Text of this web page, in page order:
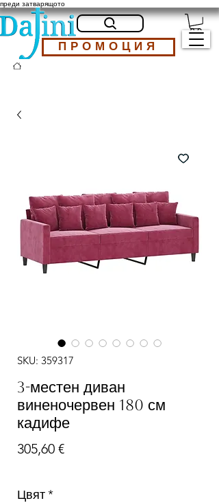
преди затварящото
ПРОМОЦИЯ
SKU: 359317
3-местен диван
виненочервен 180 см
кадифе
305,60 €Цена
Цвят*